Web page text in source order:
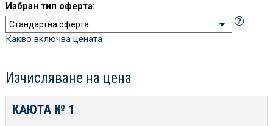
Избран тип оферта:
Какво включва цената
Изчисляване на цена
КАЮТА № 1